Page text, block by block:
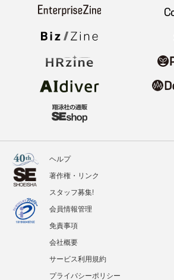
ヘルプ
著作権・リンク
スタッフ募集!
会員情報管理
免責事項
会社概要
サービス利用規約
プライバシーポリシー